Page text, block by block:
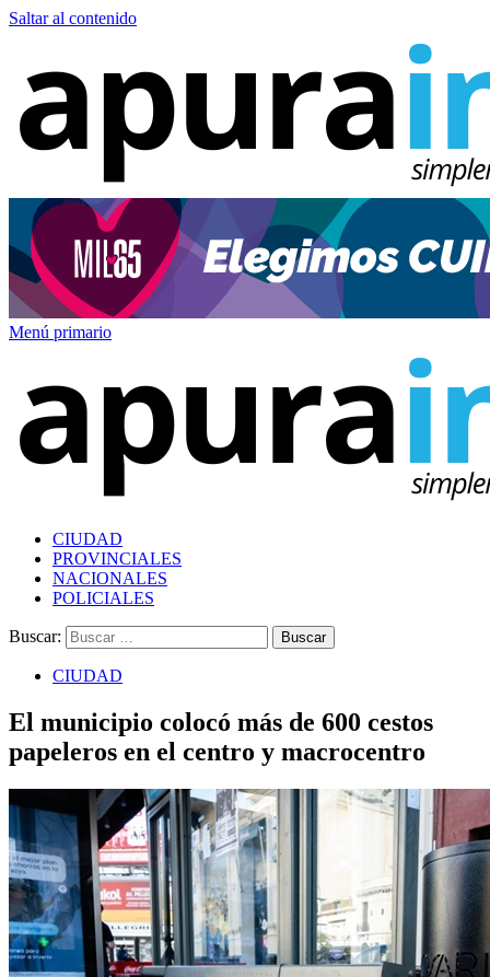
Saltar al contenido
Menú primario
CIUDAD
PROVINCIALES
NACIONALES
POLICIALES
Buscar:
CIUDAD
El municipio colocó más de 600 cestos
papeleros en el centro y macrocentro